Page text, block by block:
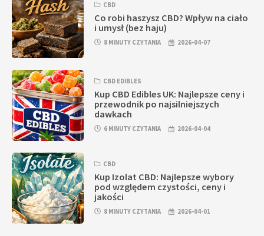
CBD
Co robi haszysz CBD? Wpływ na ciało
i umysł (bez haju)
8 MINUTY CZYTANIA 2026-04-07
CBD EDIBLES
Kup CBD Edibles UK: Najlepsze ceny i
przewodnik po najsilniejszych
dawkach
6 MINUTY CZYTANIA 2026-04-04
CBD
Kup Izolat CBD: Najlepsze wybory
pod względem czystości, ceny i
jakości
8 MINUTY CZYTANIA 2026-04-01